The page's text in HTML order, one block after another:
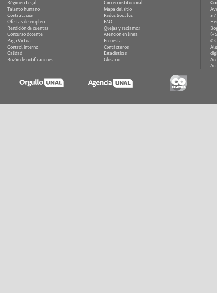
Régimen Legal
Talento humano
Contratación
Ofertas de empleo
Rendición de cuentas
Concurso docente
Pago Virtual
Control interno
Calidad
Buzón de notificaciones
Correo institucional
Mapa del sitio
Redes Sociales
FAQ
Quejas y reclamos
Atención en línea
Encuesta
Contáctenos
Estadísticas
Glosario
©